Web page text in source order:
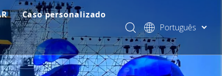
modular do estágio
rápido do estágio
Caso personalizado
Solução de eventos da KSA
Solução de eventos e festas africanas
Português
Pусский
Español
Français